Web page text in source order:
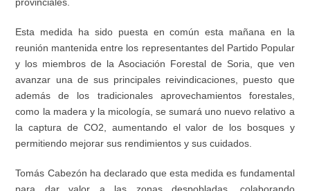
provinciales.
Esta medida ha sido puesta en común esta mañana en la
reunión mantenida entre los representantes del Partido Popular
y los miembros de la Asociación Forestal de Soria, que ven
avanzar una de sus principales reivindicaciones, puesto que
además de los tradicionales aprovechamientos forestales,
como la madera y la micología, se sumará uno nuevo relativo a
la captura de CO2, aumentando el valor de los bosques y
permitiendo mejorar sus rendimientos y sus cuidados.
Tomás Cabezón ha declarado que esta medida es fundamental